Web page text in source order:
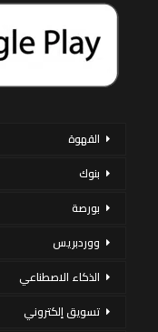
القهوة
بنوك
بورصة
ووردبريس
الذكاء الاصطناعي
تسويق إلكتروني